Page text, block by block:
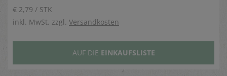
€ 2,79 / STK
inkl. MwSt. zzgl. Versandkosten
AUF DIE EINKAUFSLISTE